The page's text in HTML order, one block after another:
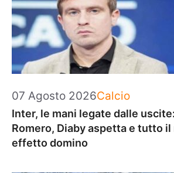
07 Agosto 2026Categorie
Calcio
Inter, le mani legate dalle
Romero, Diaby aspetta e tutto il
effetto domino